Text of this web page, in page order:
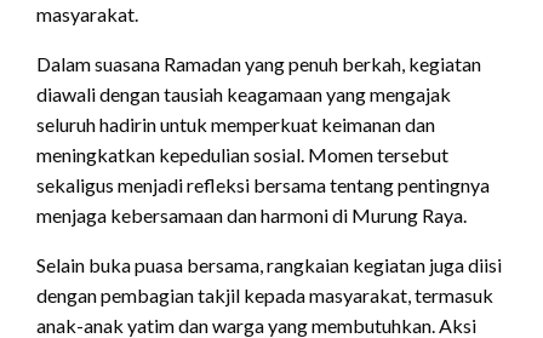
masyarakat.
Dalam suasana Ramadan yang penuh berkah, kegiatan
diawali dengan tausiah keagamaan yang mengajak
seluruh hadirin untuk memperkuat keimanan dan
meningkatkan kepedulian sosial. Momen tersebut
sekaligus menjadi refleksi bersama tentang pentingnya
menjaga kebersamaan dan harmoni di Murung Raya.
Selain buka puasa bersama, rangkaian kegiatan juga diisi
dengan pembagian takjil kepada masyarakat, termasuk
anak-anak yatim dan warga yang membutuhkan. Aksi